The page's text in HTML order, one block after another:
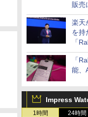
販売
楽天
を持
「
木谷
「
能、
Impress
1時間 24時間